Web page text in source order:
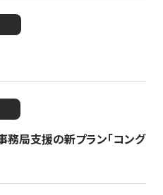
務局支援の新プラン「コング